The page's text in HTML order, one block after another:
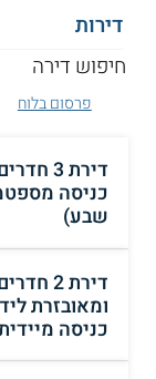
דירות
פרסום בלוח
דירת 3
שבע)
דירת 2
ומאובזרת
כניסה